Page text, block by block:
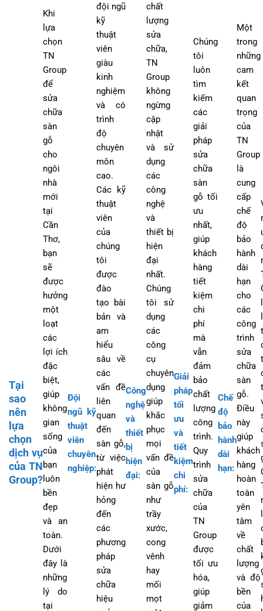
Tại
sao
nên
lựa
chọn
dịch vụ
của TN
Group?
Khi
lựa
chọn
TN
Group
để
sửa
chữa
sàn
gỗ
cho
ngôi
nhà
mới
tại
Cần
Thơ,
bạn
sẽ
được
hưởng
một
loạt
các
lợi ích
đặc
biệt,
giúp
không
gian
sống
của
bạn
luôn
bền
đẹp
và an
toàn.
Dưới
đây là
những
lý do
tại
Đội
ngũ kỹ
thuật
viên
chuyên
nghiệp:
đội ngũ
kỹ
thuật
viên
giàu
kinh
nghiệm
và có
trình
độ
chuyên
môn
cao.
Các kỹ
thuật
viên
của
chúng
tôi
được
đào
tạo bài
bản và
am
hiểu
sâu về
các
vấn đề
liên
quan
đến
sàn gỗ,
từ việc
phát
hiện hư
hỏng
đến
các
phương
pháp
sửa
chữa
hiệu
Công
nghệ
và
thiết
bị
hiện
đại:
chất
lượng
sửa
chữa,
TN
Group
không
ngừng
cập
nhật
và sử
dụng
các
công
nghệ
và
thiết bị
hiện
đại
nhất.
Chúng
tôi sử
dụng
các
công
cụ
chuyên
dụng
giúp
khắc
phục
mọi
vấn đề
của
sàn gỗ
như
trầy
xước,
cong
vênh
hay
mối
mọt
Giải
pháp
tối
ưu
và
tiết
kiệm
chi
phí:
Chúng
tôi
luôn
tìm
kiếm
các
giải
pháp
sửa
chữa
sàn
gỗ tối
ưu
nhất,
giúp
khách
hàng
tiết
kiệm
chi
phí
mà
vẫn
đảm
bảo
chất
lượng
công
trình.
Quy
trình
sửa
chữa
của
TN
Group
được
tối ưu
hóa,
giúp
giảm
Chế
độ
bảo
hành
dài
hạn:
Một
trong
những
cam
kết
quan
trọng
của
TN
Group
là
cung
cấp
chế
độ
bảo
hành
dài
hạn
cho
các
công
trình
sửa
chữa
sàn
gỗ.
Điều
này
giúp
khách
hàng
hoàn
toàn
yên
tâm
về
chất
lượng
và độ
bền
của